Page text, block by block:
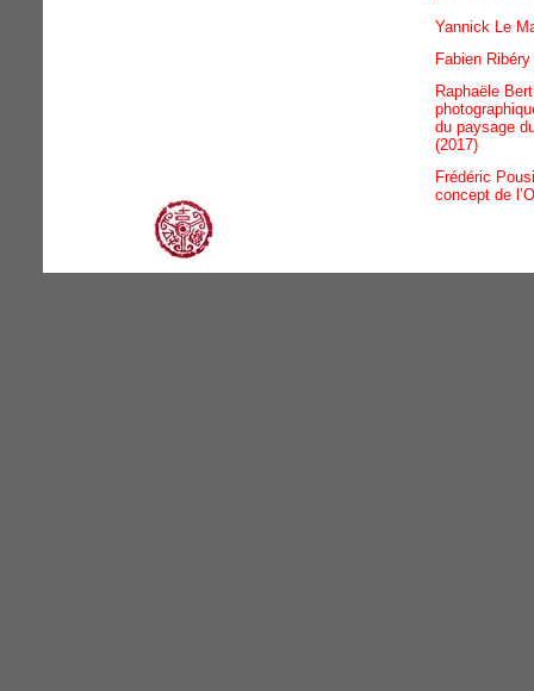
Yannick Le
Fabien
Raphaële
du paysage
(2017)
Frédéric
concept de